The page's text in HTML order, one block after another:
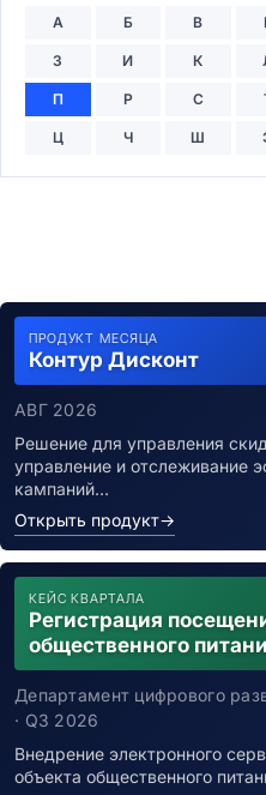
А Б В
З И К
П Р С
Ц Ч Ш
ПРОДУКТ МЕСЯЦА
Контур Дисконт
АВГ 2026
Решение для управления
управление и отслеживание
кампаний…
Открыть продукт→
КЕЙС КВАРТАЛА
Регистрация
общественного
уведомления о
заболевшим новой
инфекцией
Департамент цифрового
· Q3 2026
Внедрение электронного
объекта общественного